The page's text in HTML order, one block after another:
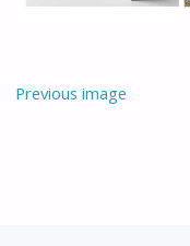
Previous image